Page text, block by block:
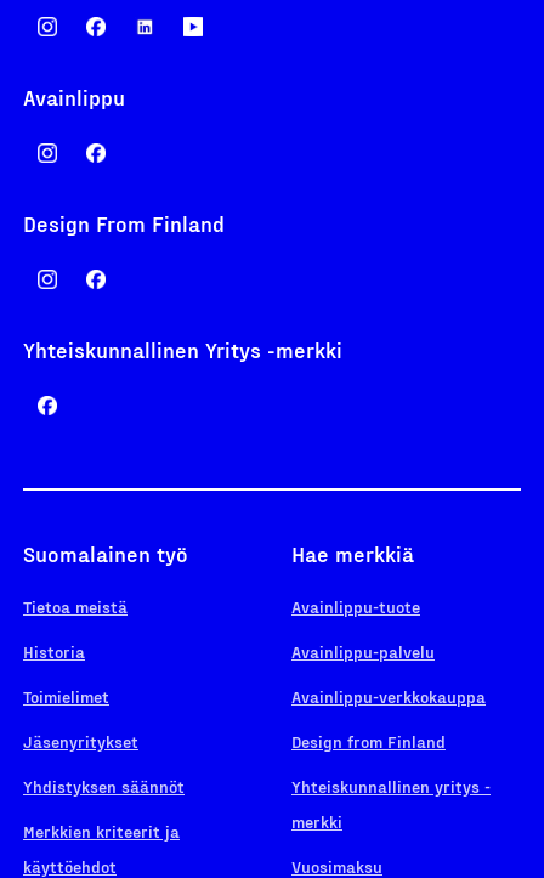
Avainlippu
Design From Finland
Yhteiskunnallinen Yritys -merkki
Suomalainen työ
Tietoa meistä
Historia
Toimielimet
Jäsenyritykset
Yhdistyksen säännöt
Merkkien kriteerit ja
käyttöehdot
Hae merkkiä
Avainlippu-tuote
Avainlippu-palvelu
Avainlippu-verkkokauppa
Design from Finland
Yhteiskunnallinen yritys -
merkki
Vuosimaksu